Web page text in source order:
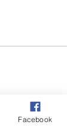
Facebook